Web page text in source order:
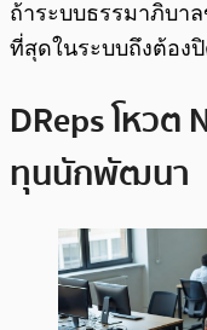
ถ้าระบบธรรมาภิบา
ที่สุดในระบบถึงต้อง
DReps โหวต
ทุนนักพัฒนา